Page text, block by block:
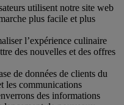
utilisent notre site web
plus facile et plus
l’expérience culinaire
des nouvelles et des offres
de données de clients du
les communications
des informations